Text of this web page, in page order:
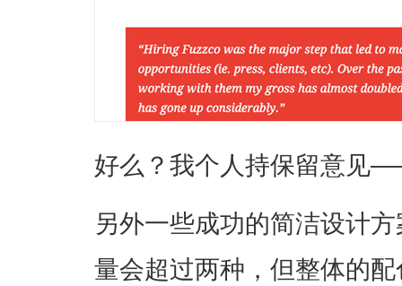
好么？我个人持保留意见
另外一些成功的简洁设计
量会超过两种，但整体的